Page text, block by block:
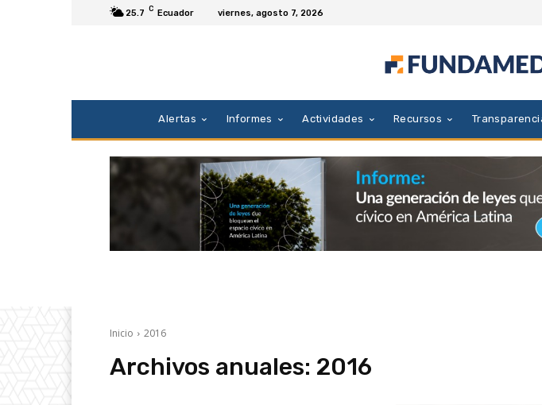
25.7 C Ecuador viernes, agosto 7, 2026
Alertas Informes Actividades Recursos
Inicio 2016
Archivos anuales: 2016